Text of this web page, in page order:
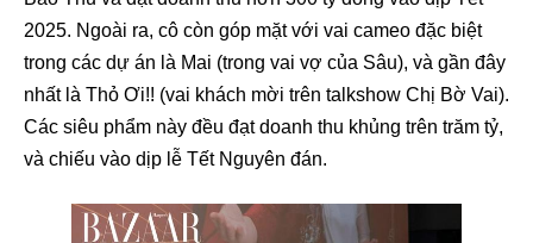
2025. Ngoài ra, cô còn góp mặt với vai cameo đặc biệt
trong các dự án là Mai (trong vai vợ của Sâu), và gần đây
nhất là Thỏ Ơi!! (vai khách mời trên talkshow Chị Bờ Vai).
Các siêu phẩm này đều đạt doanh thu khủng trên trăm tỷ,
và chiếu vào dịp lễ Tết Nguyên đán.